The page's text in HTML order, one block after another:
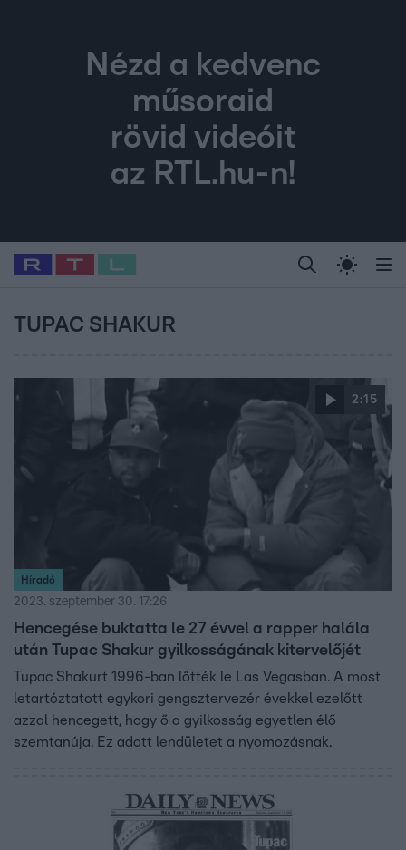
Nézd a kedvenc
műsoraid
rövid videóit
az RTL.hu-n!
Legfrissebb RTL Híradó Randi Celeb vagyok,
Babits Marcella Most Wanted Gallusz
TUPAC SHAKUR
2:15
Híradó
2023. szeptember 30. 17:26
Hencegése buktatta le 27 évvel a rapper halála
után Tupac Shakur gyilkosságának kitervelőjét
Tupac Shakurt 1996-ban lőtték le Las Vegasban. A most
letartóztatott egykori gengsztervezér évekkel ezelőtt
azzal hencegett, hogy ő a gyilkosság egyetlen élő
szemtanúja. Ez adott lendületet a nyomozásnak.